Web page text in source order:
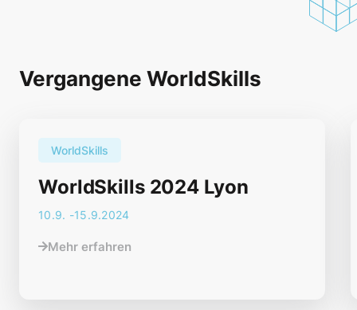
Vergangene WorldSkills
WorldSkills 2024 Lyon
WorldSkills
10.9. -15.9.2024
Mehr erfahren